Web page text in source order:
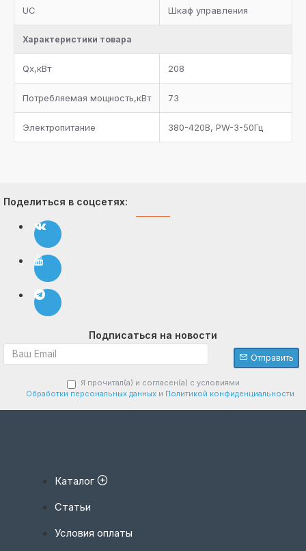
UC Шкаф управления
Характеристики товара
Qx,кВт 208
Потребляемая мощность,кВт 73
Электропитание 380-420В, PW-3-50Гц
Поделиться в соцсетях:
Подписаться на новости
Отправить
Я прочитал(а) и согласен(а) с условиями
Обработки персональных данныхи Политикой конфиденциальности
Каталог
Статьи
Условия оплаты